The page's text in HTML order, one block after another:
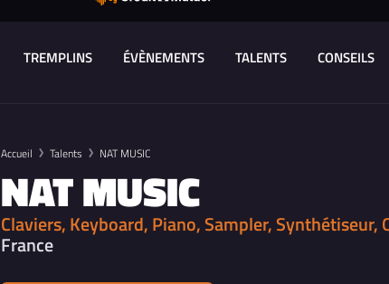
TREMPLINS ÉVÈNEMENTS TALENTS CONSEILS
Accueil Talents NAT MUSIC
NAT MUSIC
Claviers, Keyboard, Piano, Sampler, Synthétiseur,
France